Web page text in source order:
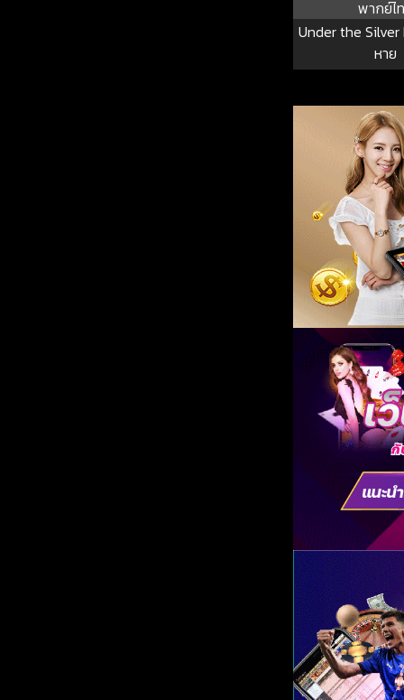
พากย์ไ
Under the Silver
หาย